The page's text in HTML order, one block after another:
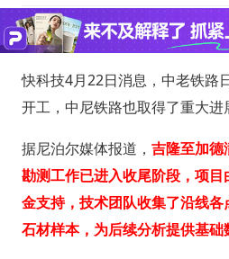
快科技4月22日消息，中老铁路
开工，中尼铁路也取得了重大进
据尼泊尔媒体报道， 吉隆至加德
勘测工作已进入收尾阶段，项
金支持，技术团队收集了沿线
石材样本，为后续分析提供基础